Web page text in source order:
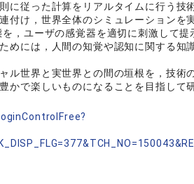
に従った計算をリアルタイムに行う技
付け，世界全体のシミュレーションを
，ユーザの感覚器を適切に刺激して提
めには，人間の知覚や認知に関する知
ル世界と実世界との間の垣根を，技術
かで楽しいものになることを目指して